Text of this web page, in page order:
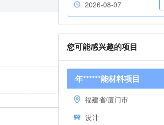
2026-08-07
您可能感兴趣的项目
年******能材料项目
福建省/厦门市
设计